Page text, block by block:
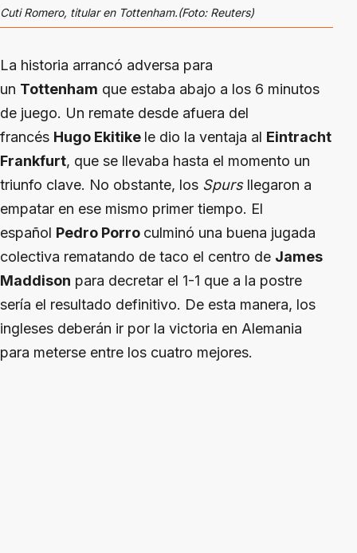
Cuti Romero, titular en Tottenham.(Foto: Reuters)
La historia arrancó adversa para
un Tottenham que estaba abajo a los 6 minutos
de juego. Un remate desde afuera del
francés Hugo Ekitike le dio la ventaja al Eintracht
Frankfurt, que se llevaba hasta el momento un
triunfo clave. No obstante, los Spurs llegaron a
empatar en ese mismo primer tiempo. El
español Pedro Porro culminó una buena jugada
colectiva rematando de taco el centro de James
Maddison para decretar el 1-1 que a la postre
sería el resultado definitivo. De esta manera, los
ingleses deberán ir por la victoria en Alemania
para meterse entre los cuatro mejores.